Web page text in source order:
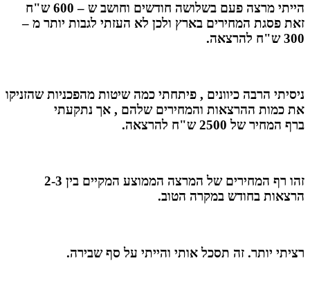
הייתי מרצה פעם בשלושה חודשים וחושב ש – 600 ש"ח
זאת פסגת המחירים בארץ ולכן לא העזתי לגבות יותר מ –
300 ש"ח להרצאה.
ניסיתי הרבה כיוונים , פיתחתי כמה שיטות מהפכניות שהזניקו
את כמות ההרצאות והמחירים שלהם , אך נתקעתי
ברף המחיר של 2500 ש"ח להרצאה.
זהו רף המחירים של המרצה הממוצע המקיים בין 2-3
הרצאות בחודש במקרה הטוב.
רציתי יותר. זה תסכל אותי והייתי על סף שבירה.